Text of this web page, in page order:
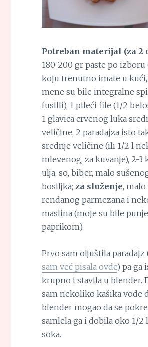
Potreban materijal (za 2
180-200 gr paste po
koju trenutno imate u
mene su bile integralne
fusilli), 1 pileći file (1/2
1 glavica crvenog luka
veličine, 2 paradajza isto
srednje veličine (ili 1/2 l
mlevenog, za kuvanje), 2-3
ulja, so, biber, malo
bosiljka; za služenje, malo
rendanog parmezana i
maslina (moje su bile
paprikom).
Prvo sam oljuštila paradajz
sam već pisala ovde) pa ga
krupno i stavila u blender.
sam nekoliko kašika vode
blender mogao da se
samlela ga i dobila oko 1/2
soka.